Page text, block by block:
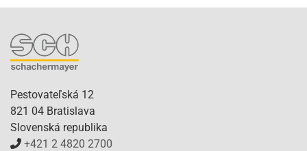
Pestovateľská 12
821 04 Bratislava
Slovenská republika
+421 2 4820 2700